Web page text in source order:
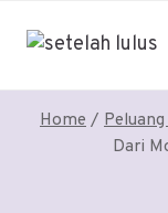
Home /
Dari